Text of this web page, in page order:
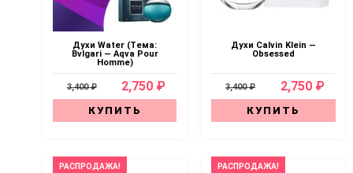
Духи Water (Тема:
Bvlgari — Aqva Pour
Homme)
3,400 ₽ 2,750 ₽
КУПИТЬ
Духи Calvin Klein —
Obsessed
3,400 ₽ 2,750 ₽
КУПИТЬ
РАСПРОДАЖА! РАСПРОДАЖА!